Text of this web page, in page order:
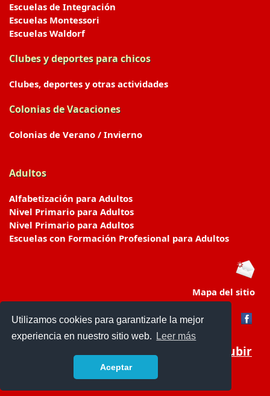
Utilizamos cookies para garantizarle la mejor
experiencia en nuestro sitio web.
Leer más
Aceptar
Escuelas de Integración
Escuelas Montessori
Escuelas Waldorf
Clubes y deportes para chicos
Clubes, deportes y otras actividades
Colonias de Vacaciones
Colonias de Verano / Invierno
Adultos
Alfabetización para Adultos
Nivel Primario para Adultos
Nivel Primario para Adultos
Escuelas con Formación Profesional para Adultos
Mapa del sitio
Subir